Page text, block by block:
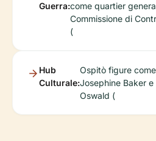
Guerra:come quartier
Commissione di
(
Hub
Culturale:
Ospitò figure
Josephine Baker
Oswald (